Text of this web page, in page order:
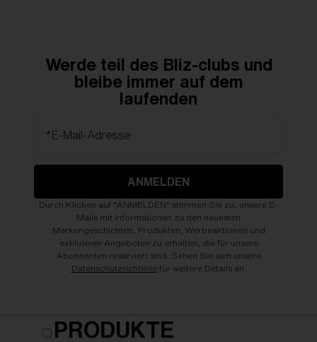
Werde teil des Bliz-clubs und
bleibe immer auf dem
laufenden
*E-Mail-Adresse
ANMELDEN
Durch Klicken auf "ANMELDEN" stimmen Sie zu, unsere E-
Mails mit Informationen zu den neuesten
Markengeschichten, Produkten, Werbeaktionen und
exklusiven Angeboten zu erhalten, die für unsere
Abonnenten reserviert sind. Sehen Sie sich unsere
Datenschutzrichtlinie für weitere Details an.
PRODUKTE